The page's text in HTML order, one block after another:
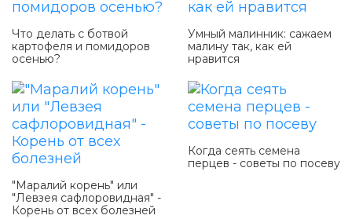
Что делать с ботвой
картофеля и помидоров
осенью?
Умный малинник: сажаем
малину так, как ей
нравится
"Маралий корень" или
"Левзея сафлоровидная" -
Корень от всех болезней
Когда сеять семена
перцев - советы по посеву